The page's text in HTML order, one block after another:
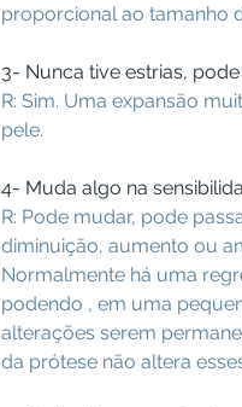
proporcional ao tamanho
3- Nunca tive estrias,
R: Sim. Uma expansão
pele.
4- Muda algo na
R: Pode mudar, pode
diminuição, aumento ou
Normalmente há uma
podendo , em uma
alterações serem
da prótese não altera